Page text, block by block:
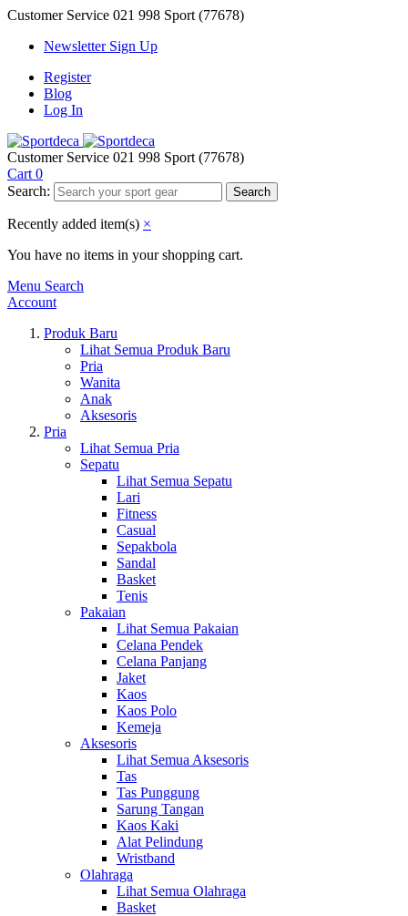
Customer Service 021 998 Sport (77678)
Newsletter Sign Up
Register
Blog
Log In
Customer Service 021 998 Sport (77678)
Cart 0
Search:
Search
Recently added item(s) ×
You have no items in your shopping cart.
Menu Search
Account
Produk Baru
Lihat Semua Produk Baru
Pria
Wanita
Anak
Aksesoris
Pria
Lihat Semua Pria
Sepatu
Lihat Semua Sepatu
Lari
Fitness
Casual
Sepakbola
Sandal
Basket
Tenis
Pakaian
Lihat Semua Pakaian
Celana Pendek
Celana Panjang
Jaket
Kaos
Kaos Polo
Kemeja
Aksesoris
Lihat Semua Aksesoris
Tas
Tas Punggung
Sarung Tangan
Kaos Kaki
Alat Pelindung
Wristband
Olahraga
Lihat Semua Olahraga
Basket